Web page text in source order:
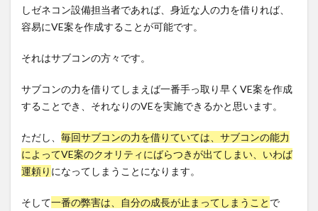
しゼネコン設備担当者であれば、身近な人の力を借りれば、
容易にVE案を作成することが可能です。
それはサブコンの方々です。
サブコンの力を借りてしまえば一番手っ取り早くVE案を作成
することでき、それなりのVEを実施できるかと思います。
ただし、 毎回サブコンの力を借りていては、サブコンの能力
によってVE案のクオリティにばらつきが出てしまい、いわば
運頼り になってしまうことになります。
そして一番の弊害は、自分の成長が止まってしまうこと で